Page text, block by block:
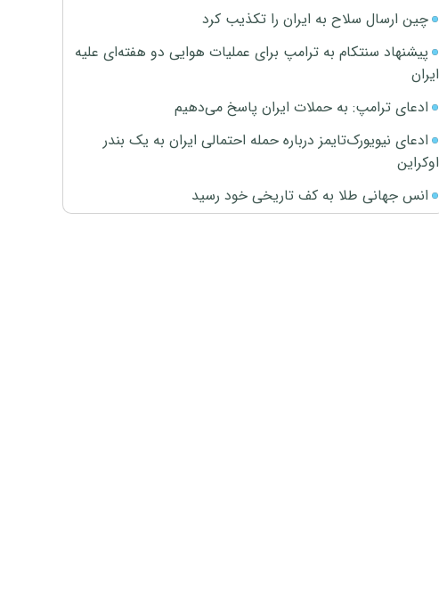
چین ارسال سلاح به ایران را تکذیب کرد
پیشنهاد سنتکام به ترامپ برای عملیات هوایی دو هفته‌ای علیه
ایران
ادعای ترامپ: به حملات ایران پاسخ می‌دهیم
ادعای نیویورک‌تایمز درباره حمله احتمالی ایران به یک بندر
اوکراین
انس جهانی طلا به کف تاریخی خود رسید